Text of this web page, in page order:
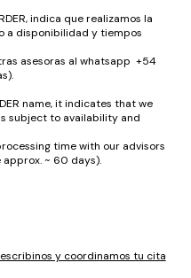
indica que realizamos la
a disponibilidad y tiempos
asesoras al whatsapp +54
name, it indicates that we
subject to availability and
time with our advisors
~ 60 days).
y coordinamos tu cita